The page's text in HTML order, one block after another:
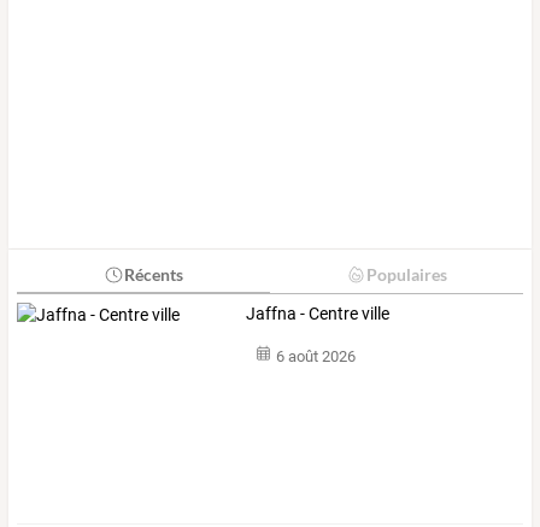
Récents Populaires
Jaffna - Centre ville
6 août 2026